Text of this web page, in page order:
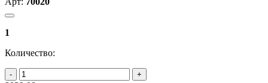
1
Количество: